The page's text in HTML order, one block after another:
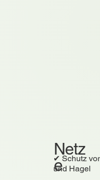
Netz
e
✔ Schutz
und Hagel